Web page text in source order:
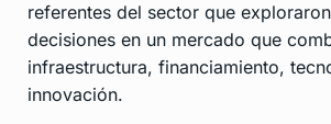
referentes del sector que
decisiones en un mercado que
infraestructura, financiamiento,
innovación.